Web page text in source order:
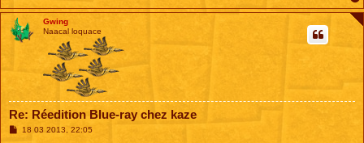
Gwing
Naacal loquace
Re: Réedition Blue-ray chez kaze
M
18 03 2013, 22:05